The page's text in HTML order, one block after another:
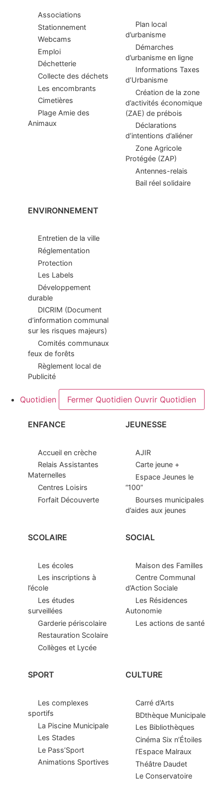
Associations
Stationnement
Webcams
Emploi
Déchetterie
Collecte des déchets
Les encombrants
Cimetières
Plage Amie des
Animaux
Plan local
d’urbanisme
Démarches
d’urbanisme en ligne
Informations Taxes
d’Urbanisme
Création de la zone
d’activités économique
(ZAE) de prébois
Déclarations
d’intentions d’aliéner
Zone Agricole
Protégée (ZAP)
Antennes-relais
Bail réel solidaire
ENVIRONNEMENT
Entretien de la ville
Réglementation
Protection
Les Labels
Développement
durable
DICRIM (Document
d’information communal
sur les risques majeurs)
Comités communaux
feux de forêts
Règlement local de
Publicité
Quotidien Fermer Quotidien Ouvrir Quotidien
ENFANCE
Accueil en crèche
Relais Assistantes
Maternelles
Centres Loisirs
Forfait Découverte
JEUNESSE
AJIR
Carte jeune +
Espace Jeunes le
“100”
Bourses municipales
d’aides aux jeunes
SCOLAIRE
Les écoles
Les inscriptions à
l’école
Les études
surveillées
Garderie périscolaire
Restauration Scolaire
Collèges et Lycée
SOCIAL
Maison des Familles
Centre Communal
d’Action Sociale
Les Résidences
Autonomie
Les actions de santé
SPORT
Les complexes
sportifs
La Piscine Municipale
Les Stades
Le Pass’Sport
Animations Sportives
CULTURE
Carré d’Arts
BDthèque Municipale
Les Bibliothèques
Cinéma Six n’Étoiles
l’Espace Malraux
Théâtre Daudet
Le Conservatoire